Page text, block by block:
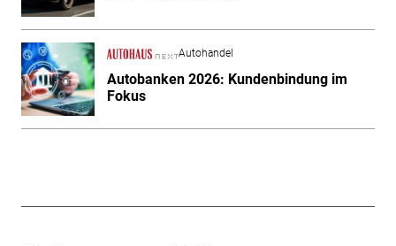
Autohandel
Autobanken 2026: Kundenbindung im
Fokus